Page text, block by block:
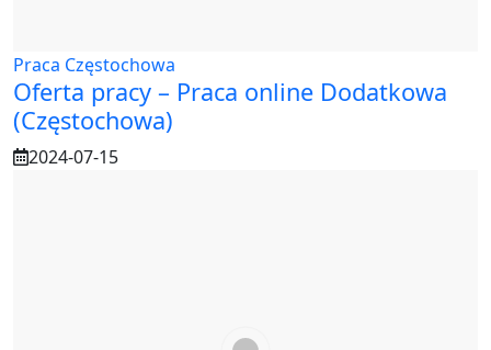
Praca Częstochowa
Oferta pracy – Praca online Dodatkowa
(Częstochowa)
2024-07-15